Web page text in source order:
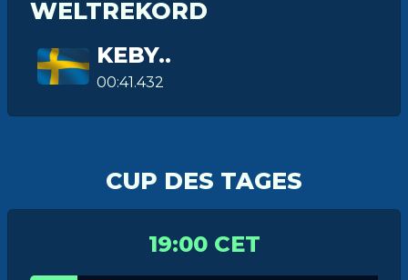
WELTREKORD
KEBY..
00:41.432
CUP DES TAGES
19:00 CET